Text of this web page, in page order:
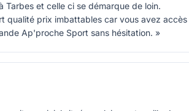
Tarbes et celle ci se démarque de loin.
qualité prix imbattables car vous avez accès
Ap'proche Sport sans hésitation. »